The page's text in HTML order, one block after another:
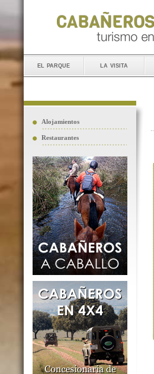
el parque la visita
Alojamientos
Restaurantes